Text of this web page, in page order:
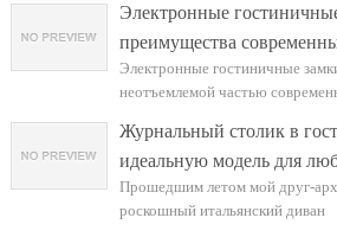
Электронные
преимущества
Электронные гостиничные
неотъемлемой частью
Журнальный столик в
идеальную модель для
Прошедшим летом мой друг-
роскошный итальянский диван